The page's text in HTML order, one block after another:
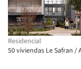
Residencial
50 viviendas Le Safran /